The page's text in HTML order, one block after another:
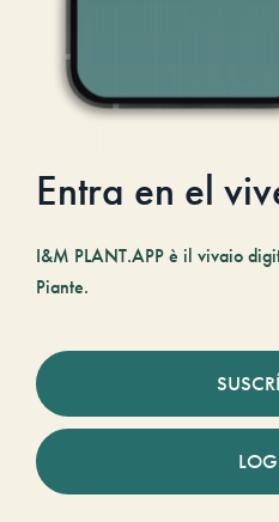
Entra en el
I&M PLANT.APP è il vivaio
Piante.